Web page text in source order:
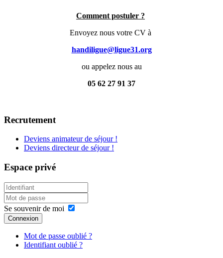
Comment postuler ?
Envoyez nous votre CV à
handiligue@ligue31.org
ou appelez nous au
05 62 27 91 37
Recrutement
Deviens animateur de séjour !
Deviens directeur de séjour !
Espace privé
Se souvenir de moi
Connexion
Mot de passe oublié ?
Identifiant oublié ?